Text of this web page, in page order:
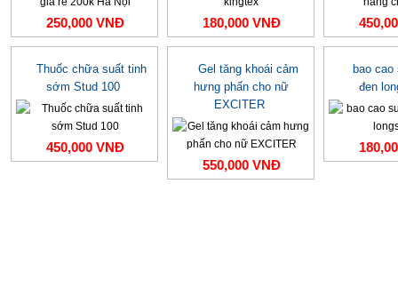
250,000 VNĐ 180,000 VNĐ
Thuốc chữa suất tinh
sớm Stud 100
450,000 VNĐ
Gel tăng khoái cảm
hưng phấn cho nữ
EXCITER
550,000 VNĐ
bao
đen